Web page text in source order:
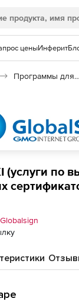
ценыИнферит
Программы для защиты информации
(услуги по
Globalsign